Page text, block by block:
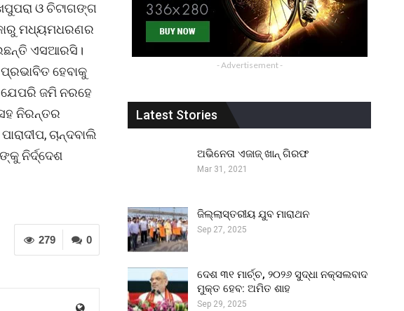
ଓ ଚିଟାଗଙ୍ଗ
ମଧ୍ୟମଧରଣର
ଏସଆରସି।
ହେବାକୁ
ଯେପରି ଜମି ନରହେ
ନିରନ୍ତର
ଚାନ୍ଦବାଲି
ନିର୍ଦ୍ଦେଶ
0
279
- Advertisement -
Latest Stories
ଅଭିନେତା ଏଜାଜ୍ ଖାନ୍ ଗିରଫ
Mar 31, 2021
ଜିଲ୍ଲାସ୍ତରୀୟ ଯୁବ ମାରାଥନ
Sep 27, 2025
ଦେଶ ୩୧ ମାର୍ଚ୍ଚ, ୨୦୨୬ ସୁଦ୍ଧା ନକ୍ସଲବାଦ
ମୁକ୍ତ ହେବ: ଅମିତ ଶାହ
Sep 29, 2025